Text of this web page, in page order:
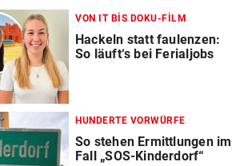
VON IT BIS DOKU-FILM
Hackeln statt faulenzen:
So läuft‘s bei Ferialjobs
HUNDERTE VORWÜRFE
So stehen Ermittlungen im
Fall „SOS-Kinderdorf“